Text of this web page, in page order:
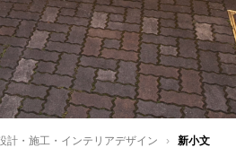
計・施工・インテリアデザイン ›
新小文